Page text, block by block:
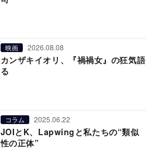
映画 2026.08.08
カンザキイオリ、『禍禍女』の狂気語
る
コラム 2025.06.22
JOIとK、Lapwingと私たちの“類似
性の正体”